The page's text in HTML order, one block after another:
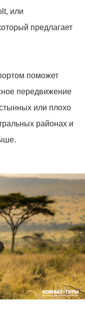
или
предлагает
поможет
передвижение
или плохо
районах и